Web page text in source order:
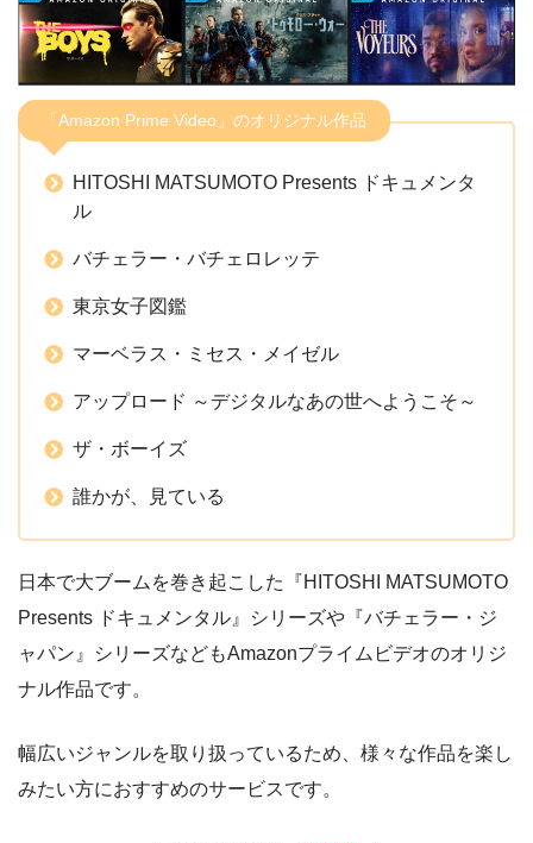
「Amazon Prime Video」のオリジナル作品
HITOSHI MATSUMOTO Presents ドキュメンタ
ル
バチェラー・バチェロレッテ
東京女子図鑑
マーベラス・ミセス・メイゼル
アップロード ～デジタルなあの世へようこそ～
ザ・ボーイズ
誰かが、見ている
日本で大ブームを巻き起こした『HITOSHI MATSUMOTO
Presents ドキュメンタル』シリーズや『バチェラー・ジ
ャパン』シリーズなどもAmazonプライムビデオのオリジ
ナル作品です。
幅広いジャンルを取り扱っているため、様々な作品を楽し
みたい方におすすめのサービスです。